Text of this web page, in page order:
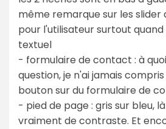
même remarque sur les
pour l'utilisateur surtout
textuel
- formulaire de contact : à
question, je n'ai jamais
bouton sur du formulaire de
- pied de page : gris sur bleu,
vraiment de contraste. Et